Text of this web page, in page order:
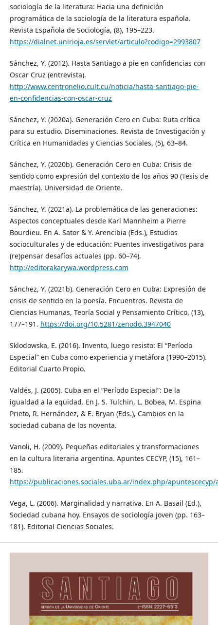
sociología de la literatura: Hacia una definición
programática de la sociología de la literatura española.
Revista Española de Sociología, (8), 195–223.
https://dialnet.unirioja.es/servlet/articulo?codigo=2993807
Sánchez, Y. (2012). Hasta Santiago a pie en confidencias con
Oscar Cruz (entrevista).
http://www.centronelio.cult.cu/noticia/hasta-santiago-pie-
en-confidencias-con-oscar-cruz
Sánchez, Y. (2020a). Generación Cero en Cuba: Ruta crítica
para su estudio. Diseminaciones. Revista de Investigación y
Crítica en Humanidades y Ciencias Sociales, (5), 63–84.
Sánchez, Y. (2020b). Generación Cero en Cuba: Crisis de
sentido como expresión del contexto de los años 90 (Tesis de
maestría). Universidad de Oriente.
Sánchez, Y. (2021a). La problemática de las generaciones:
Aspectos conceptuales desde Karl Mannheim a Pierre
Bourdieu. En A. Sator & Y. Arencibia (Eds.), Estudios
socioculturales y de educación: Puentes investigativos para
(re)pensar desafíos actuales (pp. 60–74).
http://editorakarywa.wordpress.com
Sánchez, Y. (2021b). Generación Cero en Cuba: Expresión de
crisis de sentido en la poesía. Encuentros. Revista de
Ciencias Humanas, Teoría Social y Pensamiento Crítico, (13),
177–191. https://doi.org/10.5281/zenodo.3947040
Sklodowska, E. (2016). Invento, luego resisto: El “Período
Especial” en Cuba como experiencia y metáfora (1990–2015).
Editorial Cuarto Propio.
Valdés, J. (2005). Cuba en el “Período Especial”: De la
igualdad a la equidad. En J. S. Tulchin, L. Bobea, M. Espina
Prieto, R. Hernández, & E. Bryan (Eds.), Cambios en la
sociedad cubana de los noventa.
Vanoli, H. (2009). Pequeñas editoriales y transformaciones
en la cultura literaria argentina. Apuntes CECYP, (15), 161–
185.
https://publicaciones.sociales.uba.ar/index.php/
Vega, L. (2006). Marginalidad y narrativa. En A. Basail (Ed.),
Sociedad cubana hoy. Ensayos de sociología joven (pp. 163–
181). Editorial Ciencias Sociales.